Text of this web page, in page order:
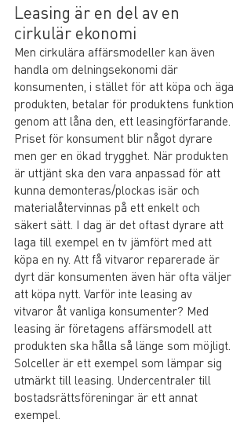
Leasing är en del av en
cirkulär ekonomi
Men cirkulära affärsmodeller kan även
handla om delningsekonomi där
konsumenten, i stället för att köpa och äga
produkten, betalar för produktens funktion
genom att låna den, ett leasingförfarande.
Priset för konsument blir något dyrare
men ger en ökad trygghet. När produkten
är uttjänt ska den vara anpassad för att
kunna demonteras/plockas isär och
materialåtervinnas på ett enkelt och
säkert sätt. I dag är det oftast dyrare att
laga till exempel en tv jämfört med att
köpa en ny. Att få vitvaror reparerade är
dyrt där konsumenten även här ofta väljer
att köpa nytt. Varför inte leasing av
vitvaror åt vanliga konsumenter? Med
leasing är företagens affärsmodell att
produkten ska hålla så länge som möjligt.
Solceller är ett exempel som lämpar sig
utmärkt till leasing. Undercentraler till
bostadsrättsföreningar är ett annat
exempel.